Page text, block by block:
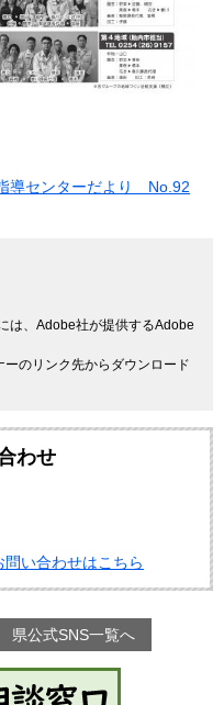
導センターだより No.92
は、Adobe社が提供するAdobe
のリンク先からダウンロード
わせ
問い合わせはこちら
県公式SNS一覧へ